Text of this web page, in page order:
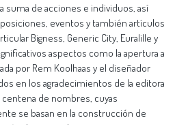
de acciones e individuos, así
eventos y también artículos
Bigness, Generic City, Euralille y
aspectos como la apertura a
por Rem Koolhaas y el diseñador
en los agradecimientos de la editora
de nombres, cuyas
se basan en la construcción de